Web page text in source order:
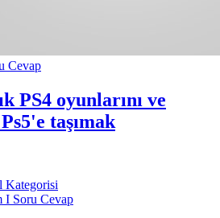
Cevap
PS4 oyunlarını ve
taşımak
Kategorisi
I Soru Cevap